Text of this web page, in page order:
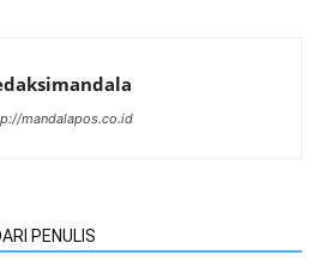
mandalapos.co.id
PENULIS